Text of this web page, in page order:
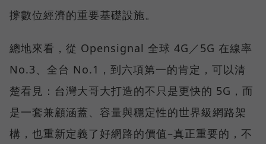
撐數位經濟的重要基礎設施。
總地來看，從 Opensignal 全球 4G／5G 在線率
No.3、全台 No.1，到六項第一的肯定，可以清
楚看見：台灣大哥大打造的不只是更快的 5G，而
是一套兼顧涵蓋、容量與穩定性的世界級網路架
構，也重新定義了好網路的價值–真正重要的，不